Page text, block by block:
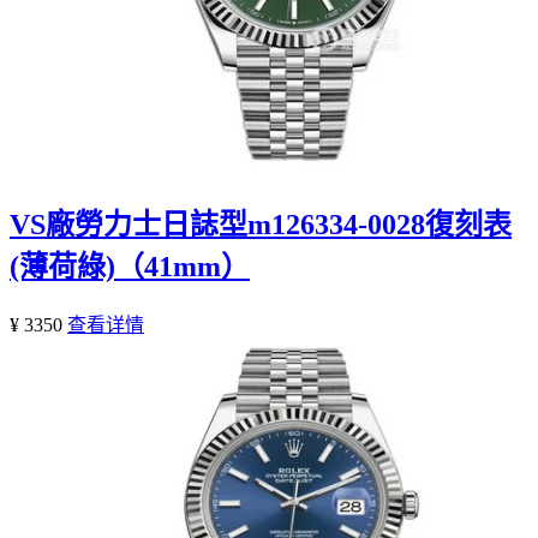
VS廠勞力士日誌型m126334-0028復刻表
(薄荷綠)（41mm）
¥ 3350 查看详情